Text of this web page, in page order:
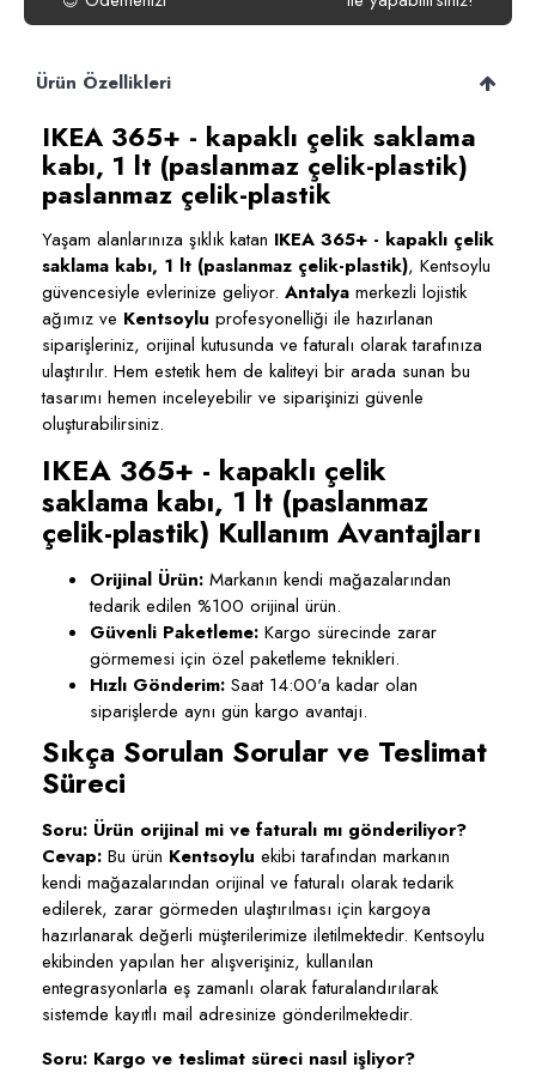
Ürün Özellikleri
IKEA 365+ - kapaklı çelik saklama
kabı, 1 lt (paslanmaz çelik-plastik)
paslanmaz çelik-plastik
Yaşam alanlarınıza şıklık katan IKEA 365+ - kapaklı çelik
saklama kabı, 1 lt (paslanmaz çelik-plastik), Kentsoylu
güvencesiyle evlerinize geliyor. Antalya merkezli lojistik
ağımız ve Kentsoylu profesyonelliği ile hazırlanan
siparişleriniz, orijinal kutusunda ve faturalı olarak tarafınıza
ulaştırılır. Hem estetik hem de kaliteyi bir arada sunan bu
tasarımı hemen inceleyebilir ve siparişinizi güvenle
oluşturabilirsiniz.
IKEA 365+ - kapaklı çelik
saklama kabı, 1 lt (paslanmaz
çelik-plastik) Kullanım Avantajları
Orijinal Ürün: Markanın kendi mağazalarından
tedarik edilen %100 orijinal ürün.
Güvenli Paketleme: Kargo sürecinde zarar
görmemesi için özel paketleme teknikleri.
Hızlı Gönderim: Saat 14:00'a kadar olan
siparişlerde aynı gün kargo avantajı.
Sıkça Sorulan Sorular ve Teslimat
Süreci
Soru: Ürün orijinal mi ve faturalı mı gönderiliyor?
Cevap: Bu ürün Kentsoylu ekibi tarafından markanın
kendi mağazalarından orijinal ve faturalı olarak tedarik
edilerek, zarar görmeden ulaştırılması için kargoya
hazırlanarak değerli müşterilerimize iletilmektedir. Kentsoylu
ekibinden yapılan her alışverişiniz, kullanılan
entegrasyonlarla eş zamanlı olarak faturalandırılarak
sistemde kayıtlı mail adresinize gönderilmektedir.
Soru: Kargo ve teslimat süreci nasıl işliyor?